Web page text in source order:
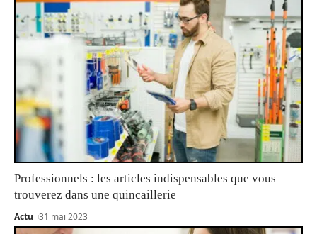
Professionnels : les articles indispensables que vous
trouverez dans une quincaillerie
Actu 31 mai 2023